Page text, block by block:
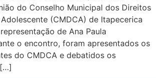
do Conselho Municipal dos Direitos
(CMDCA) de Itapecerica
de Ana Paula
o encontro, foram apresentados os
do CMDCA e debatidos os